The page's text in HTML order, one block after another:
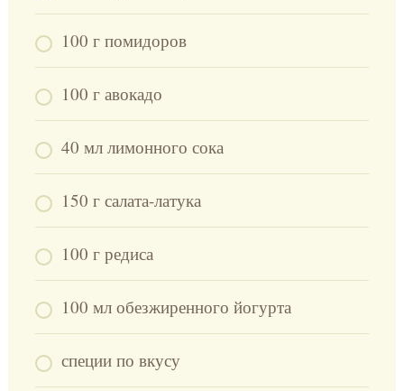
100 г помидоров
100 г авокадо
40 мл лимонного сока
150 г салата-латука
100 г редиса
100 мл обезжиренного йогурта
специи по вкусу